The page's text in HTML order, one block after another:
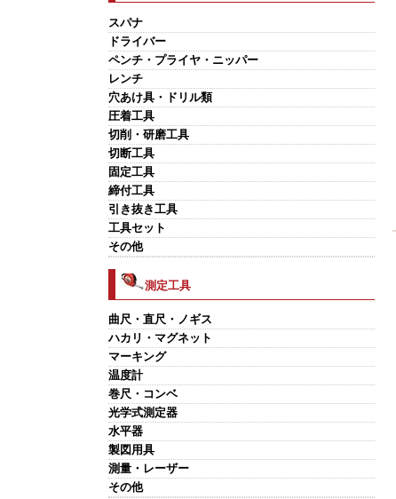
スパナ
ドライバー
ペンチ・プライヤ・ニッパー
レンチ
穴あけ具・ドリル類
圧着工具
切削・研磨工具
切断工具
固定工具
締付工具
引き抜き工具
工具セット
その他
測定工具
曲尺・直尺・ノギス
ハカリ・マグネット
マーキング
温度計
巻尺・コンベ
光学式測定器
水平器
製図用具
測量・レーザー
その他